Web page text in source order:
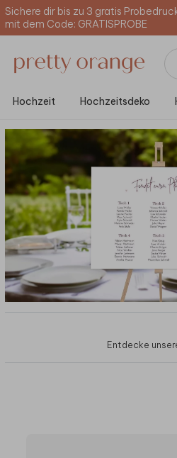
Sichere dir bis zu 3 gratis
mit dem Code: GRATISPROBE
Hochzeit Hochzeitsdeko
Entdecke